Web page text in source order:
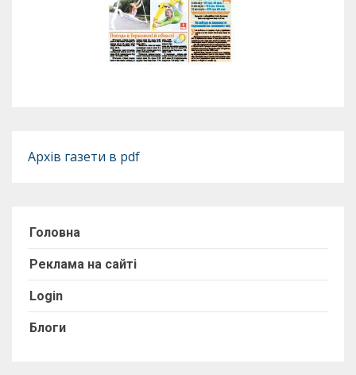
Архів газети в pdf
Головна
Реклама на сайті
Login
Блоги